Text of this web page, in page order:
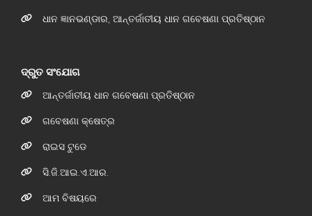
ଧାନ ଜ୍ଞାନଭଣ୍ଡାର, ଆନ୍ତର୍ଜାତୀୟ ଧାନ ଗବେଷଣା ପ୍ରତିଷ୍ଠାନ
ଦ୍ରୁତ ସଂଯୋଗ
ଆନ୍ତର୍ଜାତୀୟ ଧାନ ଗବେଷଣା ପ୍ରତିଷ୍ଠାନ
ଗବେଷଣା କ୍ଷେତ୍ର
ରାଇସ ଟୁଡେ
ସି.ଜି.ଆଇ.ଏ.ଆର.
ଆମ ବିଷୟରେ